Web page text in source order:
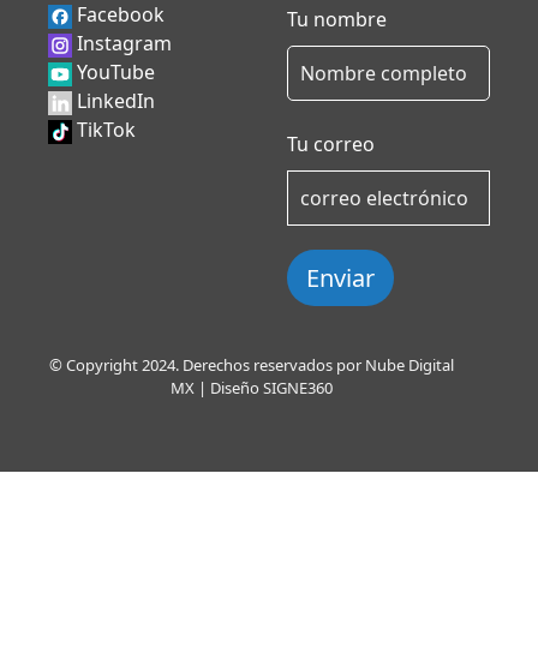
Facebook
Instagram
YouTube
LinkedIn
TikTok
Tu nombre
Tu correo
Enviar
© Copyright 2024. Derechos reservados por Nube Digital
MX | Diseño SIGNE360